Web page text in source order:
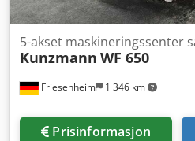
Friesenheim 1 346 km
5-akset maskineringssenter
Kunzmann WF 650
Prisinformasjon